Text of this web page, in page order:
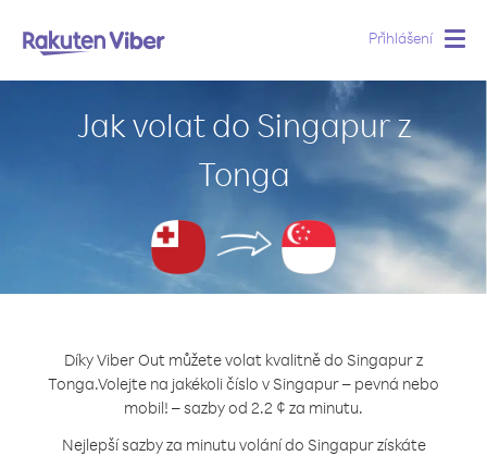
Přihlášení
Jak volat do Singapur z
Tonga
Díky Viber Out můžete volat kvalitně do Singapur z
Tonga.Volejte na jakékoli číslo v Singapur – pevná nebo
mobil! – sazby od 2.2 ¢ za minutu.
Nejlepší sazby za minutu volání do Singapur získáte